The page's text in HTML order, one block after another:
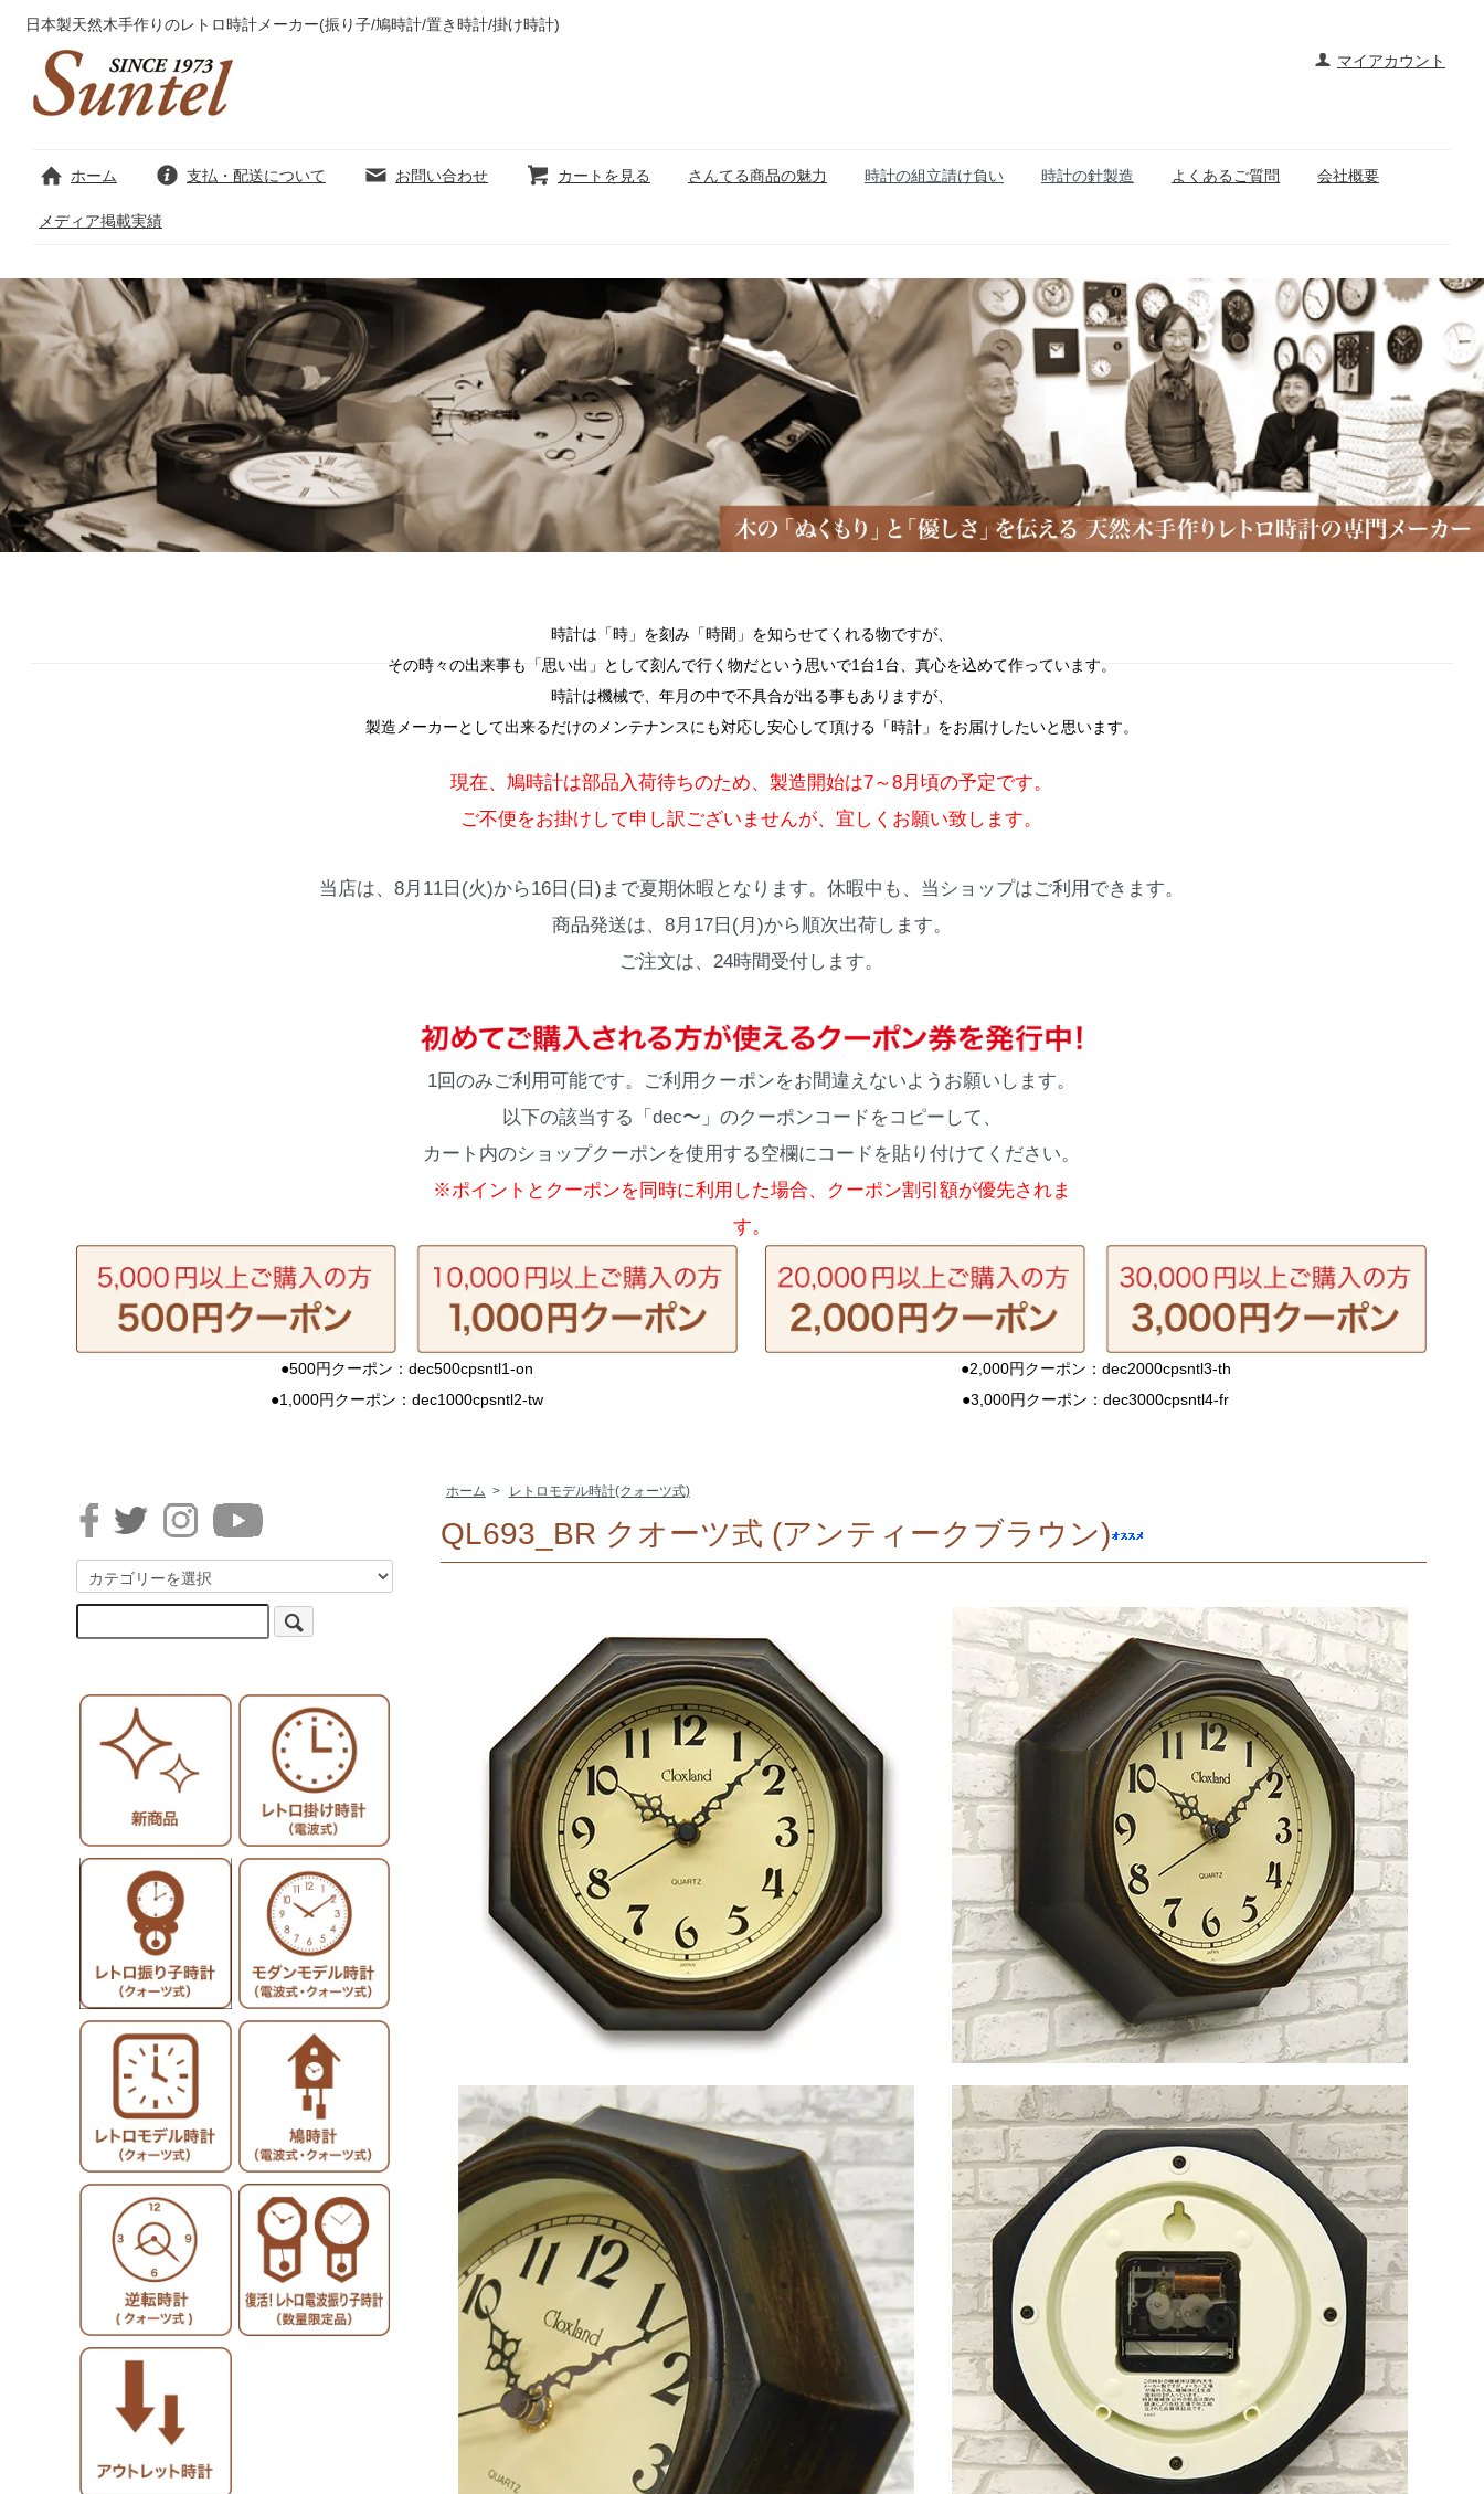
日本製天然木手作りのレトロ時計メーカー(振り子/鳩時計/置き時計/掛け時計)
マイアカウント
ホーム 支払・配送について お問い合わせ カートを見る さんてる商品の魅力 時計の組立請け負い 時計の針製造 よくあるご質問 会社概要
メディア掲載実績
時計は「時」を刻み「時間」を知らせてくれる物ですが、
その時々の出来事も「思い出」として刻んで行く物だという思いで1台1台、真心を込めて作っています。
時計は機械で、年月の中で不具合が出る事もありますが、
製造メーカーとして出来るだけのメンテナンスにも対応し安心して頂ける「時計」をお届けしたいと思います。
現在、鳩時計は部品入荷待ちのため、製造開始は7～8月頃の予定です。
ご不便をお掛けして申し訳ございませんが、宜しくお願い致します。
当店は、8月11日(火)から16日(日)まで夏期休暇となります。休暇中も、当ショップはご利用できます。
商品発送は、8月17日(月)から順次出荷します。
ご注文は、24時間受付します。
1回のみご利用可能です。ご利用クーポンをお間違えないようお願いします。
以下の該当する「dec〜」のクーポンコードをコピーして、
カート内のショップクーポンを使用する空欄にコードを貼り付けてください。
※ポイントとクーポンを同時に利用した場合、クーポン割引額が優先されま
す。
●500円クーポン：dec500cpsntl1-on
●1,000円クーポン：dec1000cpsntl2-tw
●2,000円クーポン：dec2000cpsntl3-th
●3,000円クーポン：dec3000cpsntl4-fr
ホーム > レトロモデル時計(クォーツ式)
QL693_BR クオーツ式 (アンティークブラウン)